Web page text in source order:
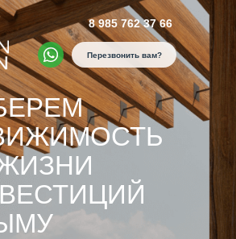
8 985 762 37 66
Перезвонить вам?